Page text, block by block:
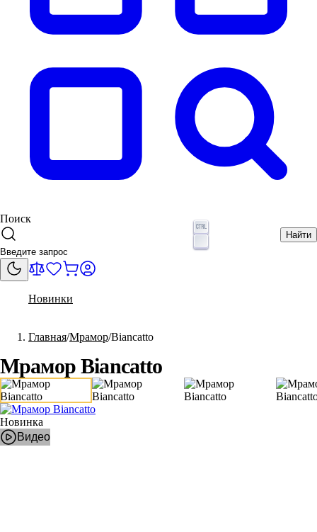
Поиск
Найти
Новинки
Главная Мрамор Biancatto
Мрамор Biancatto
Новинка
Видео